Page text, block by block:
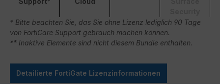
* Bitte beachten Sie, das Sie ohne Lizenz lediglich 90 Tage
von FortiCare Support gebrauch machen können.
** Inaktive Elemente sind nicht diesem Bundle enthalten.
Detailierte FortiGate Lizenzinformationen